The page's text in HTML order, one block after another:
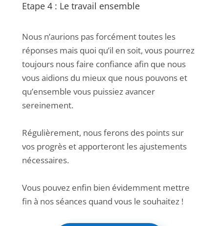
Etape 4 : Le travail ensemble
Nous n’aurions pas forcément toutes les
réponses mais quoi qu’il en soit, vous pourrez
toujours nous faire confiance afin que nous
vous aidions du mieux que nous pouvons et
qu’ensemble vous puissiez avancer
sereinement.
Régulièrement, nous ferons des points sur
vos progrès et apporteront les ajustements
nécessaires.
Vous pouvez enfin bien évidemment mettre
fin à nos séances quand vous le souhaitez !